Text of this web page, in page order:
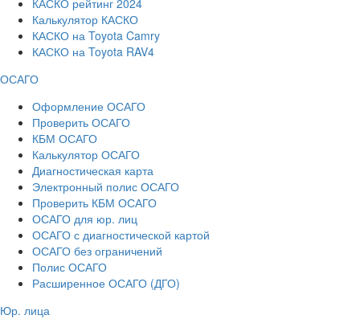
Калькулятор КАСКО
КАСКО на Toyota Camry
КАСКО на Toyota RAV4
ОСАГО
Оформление ОСАГО
Проверить ОСАГО
КБМ ОСАГО
Калькулятор ОСАГО
Диагностическая карта
Электронный полис ОСАГО
Проверить КБМ ОСАГО
ОСАГО для юр. лиц
ОСАГО с диагностической картой
ОСАГО без ограничений
Полис ОСАГО
Расширенное ОСАГО (ДГО)
Юр. лица